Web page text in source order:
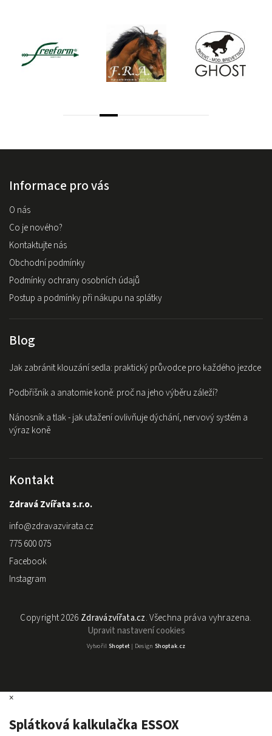
Informace pro vás
O nás
Co je nového?
Kontaktujte nás
Obchodní podmínky
Podmínky ochrany osobních údajů
Postup a podmínky při nákupu na splátky
Blog
Jak zabránit klouzání sedla: praktický průvodce pro každého jezdce
Podbřišník a anatomie koně: proč na jeho výběru záleží?
Nánosník a tlak - jak utažení ovlivňuje dýchání, nervový systém a
výraz koně
Kontakt
Zdravá Zvířata s.r.o.
info@zdravazvirata.cz
775 600 075
Facebook
Instagram
Copyright 2026 Zdravázvířata.cz. Všechna práva vyhrazena.
Upravit nastavení cookies
Vytvořil Shoptet| Design Shoptak.cz
×
Splátková kalkulačka ESSOX